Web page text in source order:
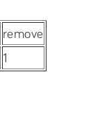
remove
1